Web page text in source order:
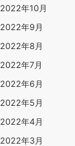
2022年10月
2022年9月
2022年8月
2022年7月
2022年6月
2022年5月
2022年4月
2022年3月